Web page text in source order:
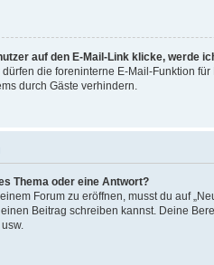
auf den E-Mail-Link klicke, werde
dürfen die foreninterne E-Mail-Funktion
durch Gäste verhindern.
Thema oder eine Antwort?
Forum zu eröffnen, musst du auf
Beitrag schreiben kannst. Deine